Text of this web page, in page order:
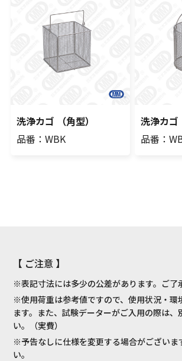
洗浄カゴ （角型）
品番：WBK
洗浄カゴ
品番：
【 ご注意 】
※表記寸法には多少の公差があります。ご了
※使用荷重は参考値ですので、使用状況・環
ます。また、試験データーがご入用の際は、
い。（実費）
※予告なしに仕様を変更する場合がございま
い。